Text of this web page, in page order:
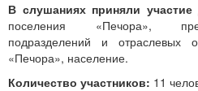
В слушаниях приняли участие
поселения «Печора»,
подразделений и отраслевых
«Печора», население.
Количество участников: 11